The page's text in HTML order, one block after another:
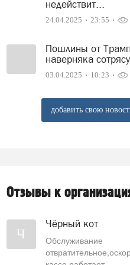
недействит...
24.04.2025 23:55
Пошлины от
наверняка
03.04.2025 10:23
добавить свою
Отзывы к
Ч
Чёрный кот
Обслуживание